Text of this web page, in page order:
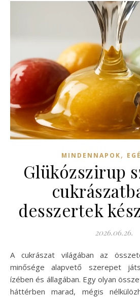
MINDENNAPOK,
Glükózszirup
desszertek
2026.06.26.
A cukrászat világában az összetevők összhangja és
minősége alapvető szerepet
ízében és állagában. Egy olyan
háttérben marad, mégis